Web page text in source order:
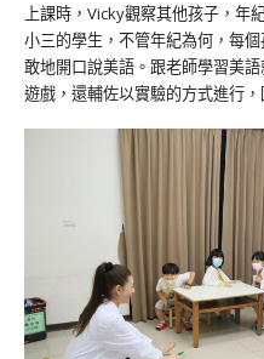
上課時，Vicky觀察其他孩子，年
小三的學生，不管年紀為何，每
敢地開口說美語。跟老師學習美
遊戲，還輔佐以實驗的方式進行